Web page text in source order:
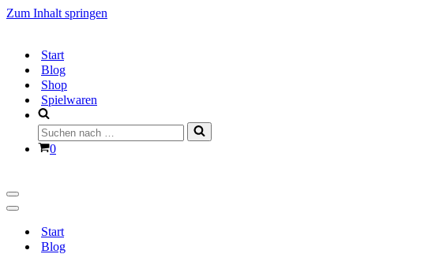
Zum Inhalt springen
Start
Blog
Shop
Spielwaren
Suchen
nach …
Warenkorb
0
Navigationsmenü
Navigationsmenü
Start
Blog